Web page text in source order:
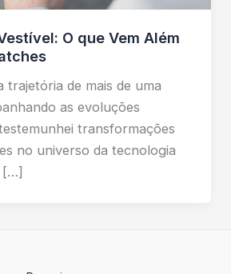
O que Vem Além
trajetória de mais de uma
as evoluções
transformações
no universo da tecnologia
[…]